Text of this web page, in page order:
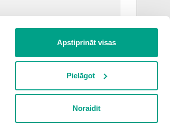
Apstiprināt visas
Pielāgot
Noraidīt
Nākamā teorija